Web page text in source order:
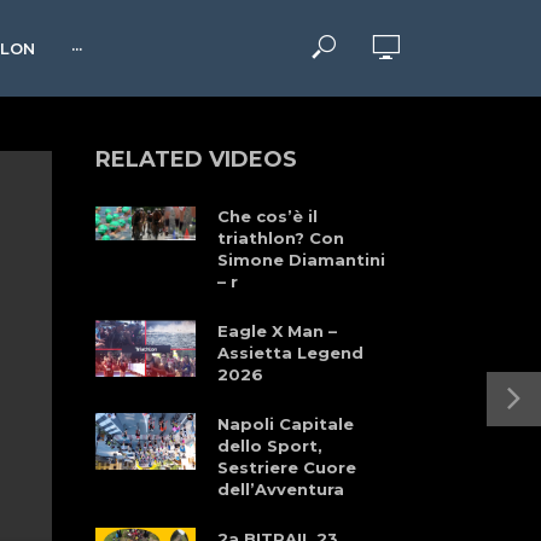
···
RELATED VIDEOS
Che cos’è il
triathlon? Con
Simone Diamantini
– r
Eagle X Man –
Assietta Legend
2026
Napoli Capitale
dello Sport,
Sestriere Cuore
dell’Avventura